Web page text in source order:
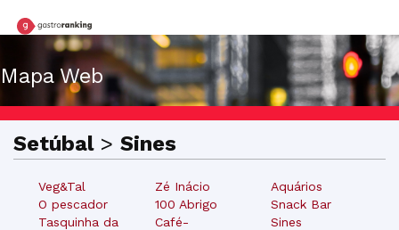
Mapa Web
Setúbal> Sines
Veg&Tal
O pescador
Tasquinha da
Zé Inácio
100 Abrigo
Café-
Aquários
Snack Bar
Sines